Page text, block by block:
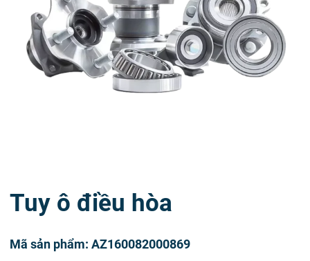
Tuy ô điều hòa
Mã sản phẩm: AZ160082000869